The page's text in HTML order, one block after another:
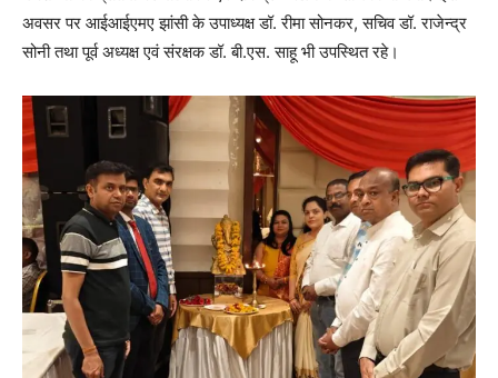
अवसर पर आईआईएमए झांसी के उपाध्यक्ष डॉ. रीमा सोनकर, सचिव डॉ. राजेन्द्र
सोनी तथा पूर्व अध्यक्ष एवं संरक्षक डॉ. बी.एस. साहू भी उपस्थित रहे।